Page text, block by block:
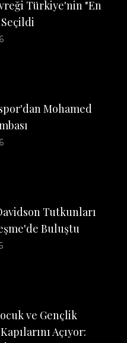
Türkiye'nin "En
Mohamed
Tutkunları
Buluştu
ve Gençlik
Açıyor: